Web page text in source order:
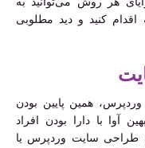
کنید و دید مطلوبی
همین پایین بودن
آوا با دارا بودن افراد
طراحی سایت وردپرس یا